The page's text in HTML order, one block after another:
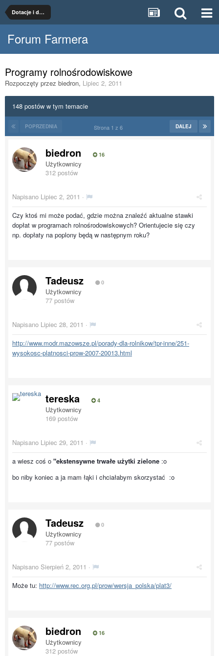
Dotacje i dopłaty
Forum Farmera
Programy rolnośrodowiskowe
Rozpoczęty przez biedron, Lipiec 2, 2011
148 postów w tym temacie
POPRZEDNIA DALEJ
Strona 1 z 6
biedron 16
Użytkownicy
312 postów
Napisano Lipiec 2, 2011 ·
Czy ktoś mi może podać, gdzie można znaleźć aktualne stawki
dopłat w programach rolnośrodowiskowych? Orientujecie się czy
np. dopłaty na poplony będą w następnym roku?
Tadeusz 0
Użytkownicy
77 postów
Napisano Lipiec 28, 2011 ·
http://www.modr.mazowsze.pl/porady-dla-rolnikow/tpr-inne/251-
wysokosc-platnosci-prow-2007-20013.html
tereska 4
Użytkownicy
169 postów
Napisano Lipiec 29, 2011 ·
a wiesz coś o "ekstensywne trwałe użytki zielone :o
bo niby koniec a ja mam łąki i chciałabym skorzystać :o
Tadeusz 0
Użytkownicy
77 postów
Napisano Sierpień 2, 2011 ·
Może tu: http://www.rec.org.pl/prow/wersja_polska/plat3/
biedron 16
Użytkownicy
312 postów